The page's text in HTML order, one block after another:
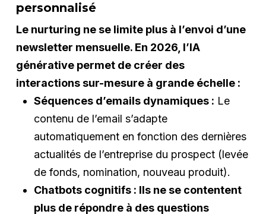
personnalisé
Le nurturing ne se limite plus à l’envoi d’une
newsletter mensuelle. En 2026, l’IA
générative permet de créer des
interactions sur-mesure à grande échelle :
Séquences d’emails dynamiques : Le
contenu de l’email s’adapte
automatiquement en fonction des dernières
actualités de l’entreprise du prospect (levée
de fonds, nomination, nouveau produit).
Chatbots cognitifs : Ils ne se contentent
plus de répondre à des questions